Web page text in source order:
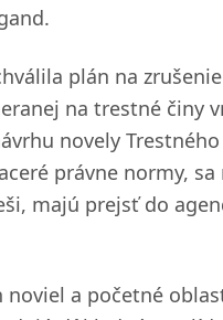
plán na zrušenie
na trestné činy
novely Trestného
právne normy, sa
majú prejsť do
noviel a početné